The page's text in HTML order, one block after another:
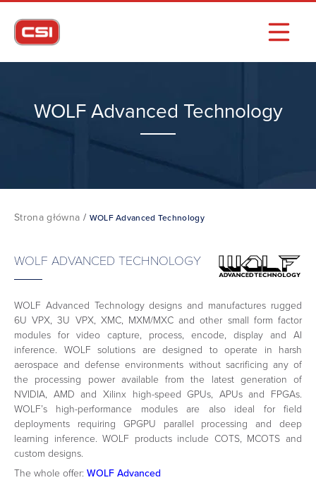
WOLF Advanced Technology
Strona główna / WOLF Advanced Technology
WOLF ADVANCED TECHNOLOGY
WOLF Advanced Technology designs and manufactures rugged
6U VPX, 3U VPX, XMC, MXM/MXC and other small form factor
modules for video capture, process, encode, display and AI
inference. WOLF solutions are designed to operate in harsh
aerospace and defense environments without sacrificing any of
the processing power available from the latest generation of
NVIDIA, AMD and Xilinx high-speed GPUs, APUs and FPGAs.
WOLF’s high-performance modules are also ideal for field
deployments requiring GPGPU parallel processing and deep
learning inference. WOLF products include COTS, MCOTS and
custom designs.
The whole offer: WOLF Advanced